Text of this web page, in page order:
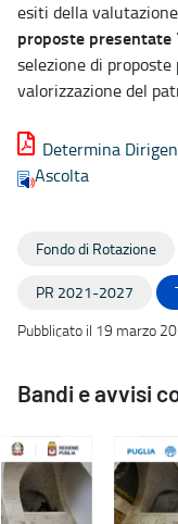
esiti della valutazione
proposte presentate
selezione di
valorizzazione del
Determina
Ascolta
Fondo di Rotazione
PR 2021-2027
Pubblicato il 19 marzo
Bandi e avvisi